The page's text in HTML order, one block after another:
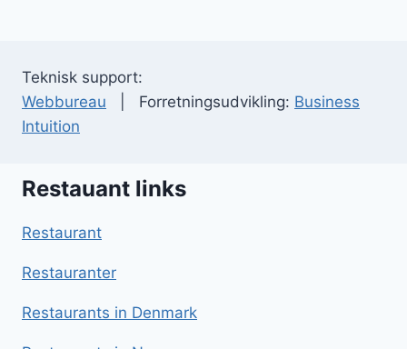
Teknisk support:
Webbureau | Forretningsudvikling: Business
Intuition
Restauant links
Restaurant
Restauranter
Restaurants in Denmark